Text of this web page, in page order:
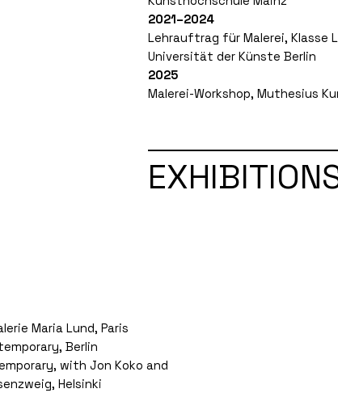
2021–2024
Lehrauftrag für Malerei, Klasse
Universität der Künste Berlin
2025
Malerei-Workshop, Muthesius
Maria Lund, Paris
Berlin
with Jon Koko and
Helsinki